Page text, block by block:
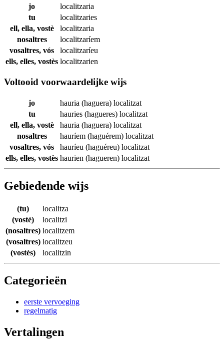
jo
localitzaria
tu
localitzaries
ell, ella, vostè
localitzaria
nosaltres
localitzaríem
vosaltres, vós
localitzaríeu
ells, elles, vostès localitzarien
Voltooid voorwaardelijke wijs
jo hauria (haguera) localitzat
tu
hauries (hagueres) localitzat
ell, ella, vostè
hauria (haguera) localitzat
nosaltres
hauríem (haguérem) localitzat
vosaltres, vós
hauríeu (haguéreu) localitzat
ells, elles, vostès haurien (hagueren) localitzat
Gebiedende wijs
(tu)
localitza
(vostè)
localitzi
(nosaltres) localitzem
(vosaltres) localitzeu
(vostès)
localitzin
Categorieën
eerste vervoeging
regelmatig
Vertalingen